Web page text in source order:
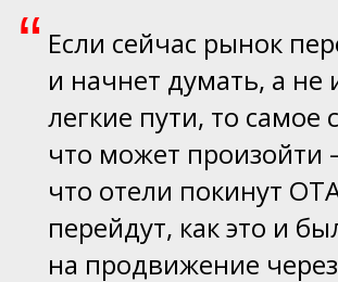
“ Если сейчас рынок
и начнет думать, а не
легкие пути, то самое
что может произойти
что отели покинут
перейдут, как это и
на продвижение через